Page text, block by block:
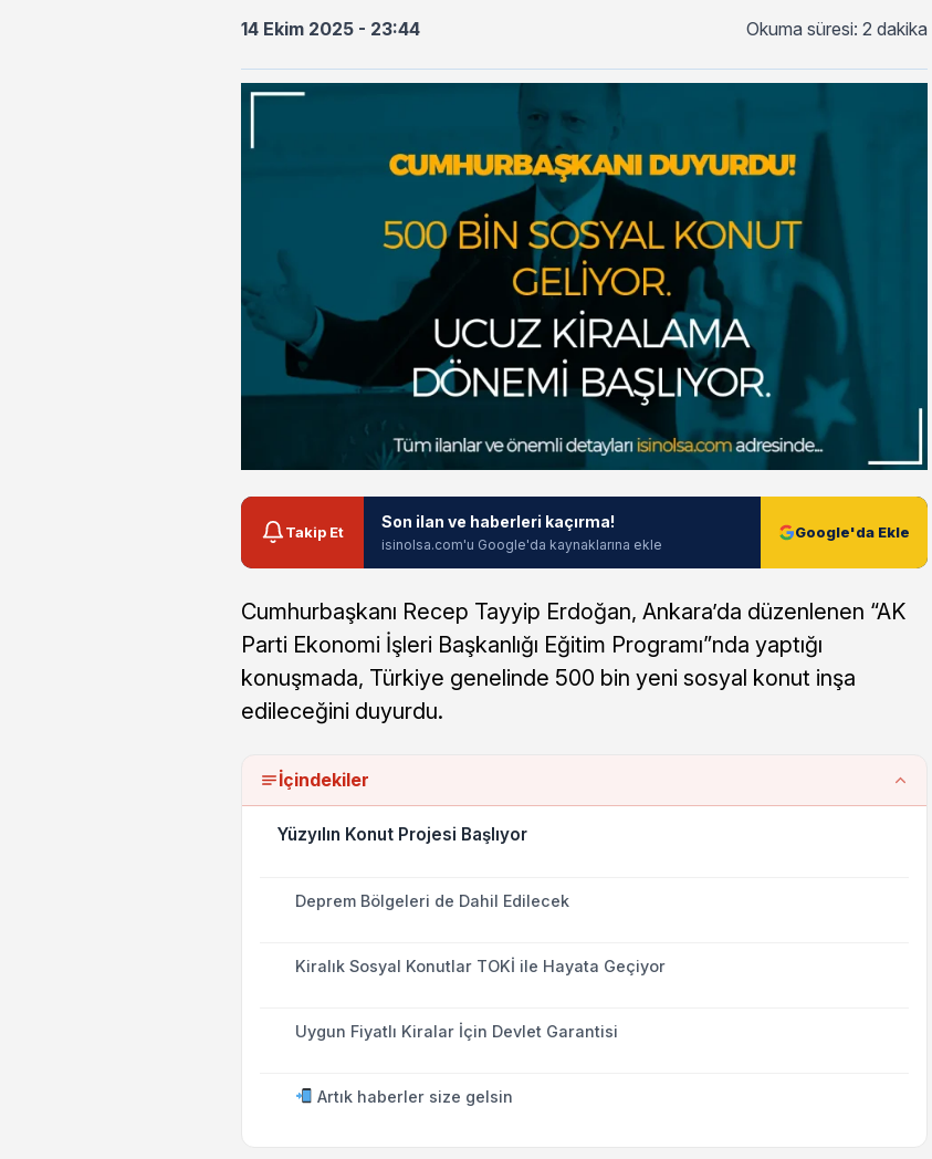
14 Ekim 2025 - 23:44 Okuma süresi: 2 dakika
Takip Et
Son ilan ve haberleri kaçırma!
isinolsa.com'u Google'da kaynaklarına ekle
Google'da Ekle
Cumhurbaşkanı Recep Tayyip Erdoğan, Ankara’da düzenlenen “AK
Parti Ekonomi İşleri Başkanlığı Eğitim Programı”nda yaptığı
konuşmada, Türkiye genelinde 500 bin yeni sosyal konut inşa
edileceğini duyurdu.
İçindekiler
Yüzyılın Konut Projesi Başlıyor
Deprem Bölgeleri de Dahil Edilecek
Kiralık Sosyal Konutlar TOKİ ile Hayata Geçiyor
Uygun Fiyatlı Kiralar İçin Devlet Garantisi
Artık haberler size gelsin